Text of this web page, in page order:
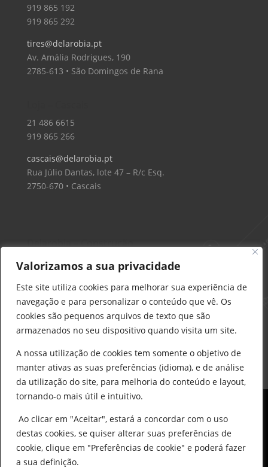
Valorizamos a sua privacidade
Este site utiliza cookies para melhorar sua experiência de
navegação e para personalizar o conteúdo que vê. Os
cookies são pequenos arquivos de texto que são
armazenados no seu dispositivo quando visita um site.
A nossa utilização de cookies tem somente o objetivo de
manter ativas as suas preferências (idioma), e de análise
da utilização do site, para melhoria do conteúdo e layout,
tornando-o mais útil e intuitivo.
Ao clicar em "Aceitar", estará a concordar com o uso
destas cookies, se quiser alterar suas preferências de
cookie, clique em "Preferências de cookie" e poderá fazer
a sua definição.
919 865 192
919 865 292
tires@delarobia.pt
Av. Amália Rodrigues, 190
2785-613 • São Domingos de Rana
21 486 6615
919 865 266
cascais@delarobia.pt
Rua Júlio Dantas, lote 47 – R/c Esq.
2750-670 • Cascais
Delarobia – Construção
912 441 514
construcao@delarobia.pt
R. António Andrade, 1171
2820-287 • Charneca de Caparica
© All Copyright 2025 by Delarobia.pt